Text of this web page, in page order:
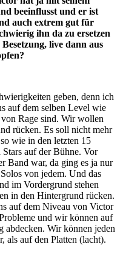
beeinflusst und er ist
auch extrem gut für
ihn da zu ersetzen
live dann aus
geben, denn ich
auf dem selben Level wie
Rage sind. Wir wollen
rücken. Es soll nicht mehr
wie in den letzten 15
auf der Bühne. Vor
Band war, da ging es ja nur
von jedem. Und das
im Vordergrund stehen
in den Hintergrund rücken.
auf dem Niveau von Victor
und wir können auf
abdecken. Wir können jeden
als auf den Platten (lacht).